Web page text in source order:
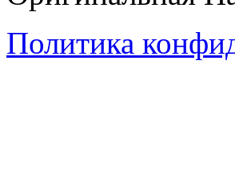
Политика